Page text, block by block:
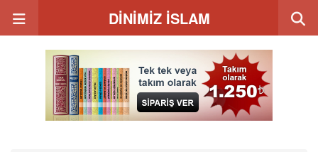
DİNİMİZ İSLAM